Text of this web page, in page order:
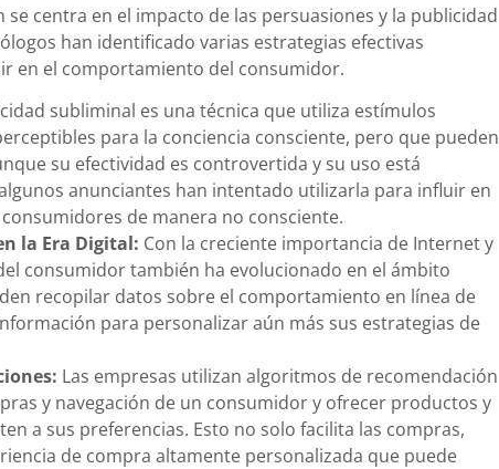
centra en el impacto de las persuasiones y la publicidad
han identificado varias estrategias efectivas
en el comportamiento del consumidor.
subliminal es una técnica que utiliza estímulos
para la conciencia consciente, pero que pueden
su efectividad es controvertida y su uso está
anunciantes han intentado utilizarla para influir en
de manera no consciente.
la Era Digital: Con la creciente importancia de Internet y
consumidor también ha evolucionado en el ámbito
recopilar datos sobre el comportamiento en línea de
para personalizar aún más sus estrategias de
Las empresas utilizan algoritmos de recomendación
y navegación de un consumidor y ofrecer productos y
a sus preferencias. Esto no solo facilita las compras,
de compra altamente personalizada que puede